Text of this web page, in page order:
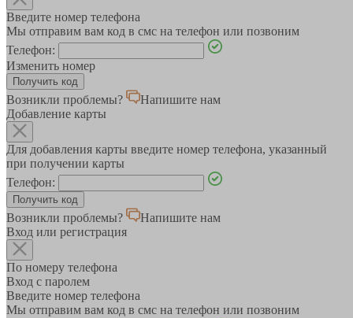
Введите номер телефона
Мы отправим вам код в смс на телефон или позвоним
Телефон:
Изменить номер
Возникли проблемы?
Напишите нам
Добавление карты
Для добавления карты введите номер телефона, указанный
при получении карты
Телефон:
Возникли проблемы?
Напишите нам
Вход или регистрация
По номеру телефона
Вход с паролем
Введите номер телефона
Мы отправим вам код в смс на телефон или позвоним